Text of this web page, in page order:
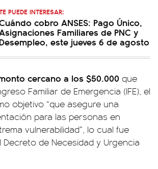
PUEDE INTERESAR:
cobro ANSES: Pago Único,
Familiares de PNC y
Desempleo, este jueves 6 de agosto
cercano a los $50.000 que
Familiar de Emergencia (IFE), el
objetivo “que asegure una
para las personas en
vulnerabilidad”, lo cual fue
de Necesidad y Urgencia